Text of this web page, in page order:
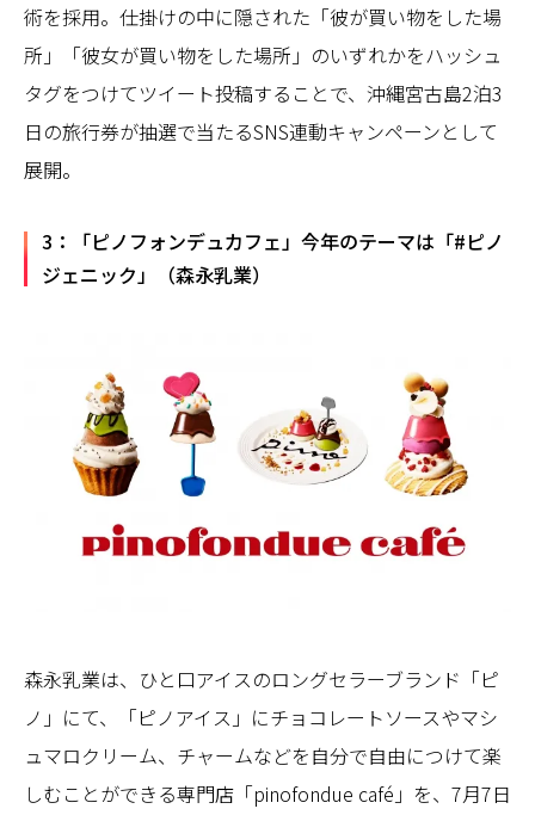
術を採用。仕掛けの中に隠された「彼が買い物をした場
所」「彼女が買い物をした場所」のいずれかをハッシュ
タグをつけてツイート投稿することで、沖縄宮古島2泊3
日の旅行券が抽選で当たるSNS連動キャンペーンとして
展開。
3：「ピノフォンデュカフェ」今年のテーマは「#ピノ
ジェニック」（森永乳業）
森永乳業は、ひと口アイスのロングセラーブランド「ピ
ノ」にて、「ピノアイス」にチョコレートソースやマシ
ュマロクリーム、チャームなどを自分で自由につけて楽
しむことができる専門店「pinofondue café」を、7月7日